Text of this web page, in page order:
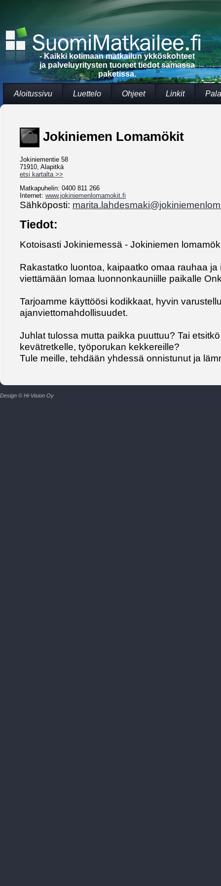
- Kaikki kotimaan matkailun ykköskohteet
ja palveluyritysten tuoreet tiedot samassa
paketissa.
Aloitussivu Luettelo Ohjeet Linkit
Jokiniemen Lomamökit
Jokiniementie 58
71910, Alapitkä
etsi kartalta >>
Matkapuhelin: 0400 811 266
Internet: www.jokiniemenlomamokit.fi
Sähköposti:
Tiedot:
Kotoisasti Jokiniemessä - Jokiniemen
Rakastatko luontoa, kaipaatko omaa rauhaa ja
viettämään lomaa luonnonkauniille paikalle
Tarjoamme käyttöösi kodikkaat, hyvin
ajanviettomahdollisuudet.
Juhlat tulossa mutta paikka puuttuu? Tai
kevätretkelle, työporukan kekkereille?
Tule meille, tehdään yhdessä onnistunut ja
Design © Hi-Vision Oy